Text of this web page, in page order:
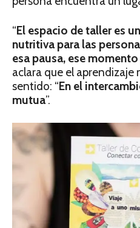
“El espacio de taller es
nutritiva para las
esa pausa, ese
aclara que el aprendizaje
sentido: “En el
mutua”.